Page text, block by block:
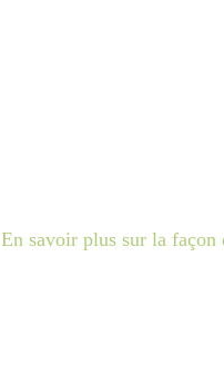
En savoir plus sur la façon